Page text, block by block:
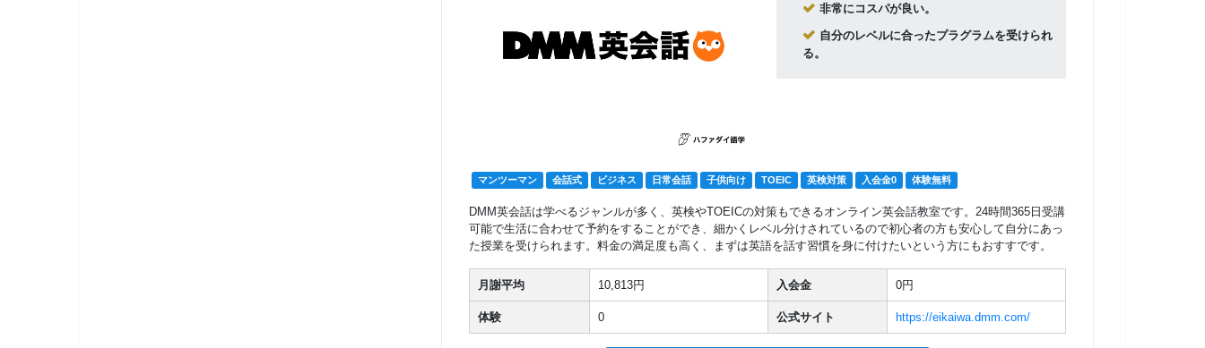
グループレッスン 初級者
非常にコスパが良い。
自分のレベルに合ったプラグラムを受けられ
る。
マンツーマン 会話式 ビジネス 日常会話 子供向け TOEIC 英検対策 入会金0 体験無料
DMM英会話は学べるジャンルが多く、英検やTOEICの対策もできるオンライン英会話教室です。24時間365日受講
可能で生活に合わせて予約をすることができ、細かくレベル分けされているので初心者の方も安心して自分にあっ
た授業を受けられます。料金の満足度も高く、まずは英語を話す習慣を身に付けたいという方にもおすすです。
月謝平均 10,813円 入会金 0円
体験 0 公式サイト https://eikaiwa.dmm.com/